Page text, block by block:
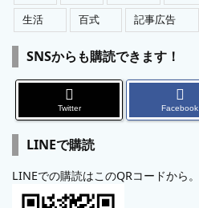
生活
百式 記事広告
SNSからも購読できます！
Twitter Facebook
LINEで購読
LINEでの購読はこのQRコードから。